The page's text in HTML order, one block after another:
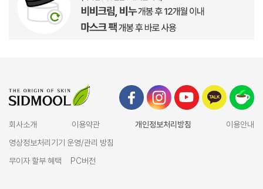
회사소개 이용약관 개인정보처리방침
이용안내
영상정보처리기기 운영/관리 방침
무이자 할부 혜택
PC버전